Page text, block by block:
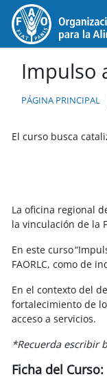
Salta al contenido
Impulso
PÁGINA PRINCIPAL
El curso busca
La oficina regional
la vinculación de la
En este curso
FAORLC, como de
En el contexto del
fortalecimiento de
acceso a servicios.
*Recuerda escribir
Ficha del Curso: